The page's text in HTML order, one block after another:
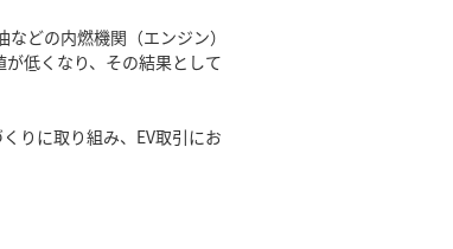
どの内燃機関（エンジン）
低くなり、その結果として
りに取り組み、EV取引にお